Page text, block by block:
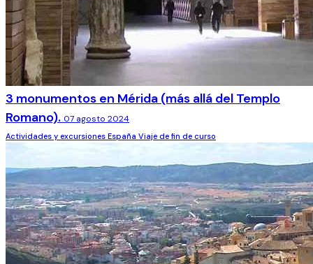
3 monumentos en Mérida (más allá del Templo
Romano). 07 agosto 2024
Actividades y excursiones España Viaje de fin de curso